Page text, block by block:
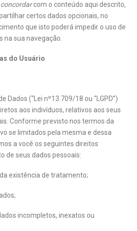
concordarcom o conteúdo aqui descrito,
certos dados opcionais, no
que isto poderá impedir o uso de
na sua navegação.
do Usuário
Dados (“Lei nº13.709/18 ou “LGPD”)
aos indivíduos, relativos aos seus
Conforme previsto nos termos da
se limitados pela mesma e dessa
a você os seguintes direitos
de seus dados pessoais:
existência de tratamento;
incompletos, inexatos ou